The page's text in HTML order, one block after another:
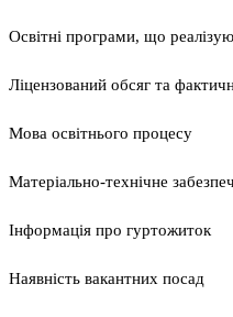
Освітні програми, що
Ліцензований обсяг та
Мова освітнього процесу
Матеріально-технічне
Інформація про гуртожиток
Наявність вакантних посад